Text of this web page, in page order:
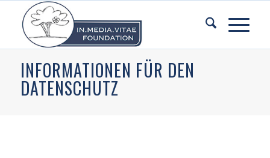
INFORMATIONEN FÜR DEN
DATENSCHUTZ